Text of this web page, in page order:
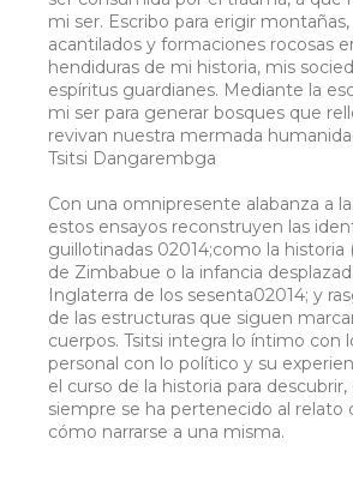
mi ser. Escribo para erigir montañas,
acantilados y formaciones rocosas
hendiduras de mi historia, mis
espíritus guardianes. Mediante la
mi ser para generar bosques que
revivan nuestra mermada
Tsitsi Dangarembga
Con una omnipresente alabanza a
estos ensayos reconstruyen las
guillotinadas 02014;como la historia
de Zimbabue o la infancia
Inglaterra de los sesenta02014; y
de las estructuras que siguen
cuerpos. Tsitsi integra lo íntimo con
personal con lo político y su
el curso de la historia para descubrir,
siempre se ha pertenecido al relato
cómo narrarse a una misma.